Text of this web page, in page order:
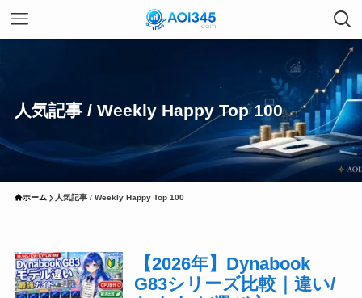
人気記事 / Weekly Happy Top 100
ホーム 人気記事 / Weekly Happy Top 100